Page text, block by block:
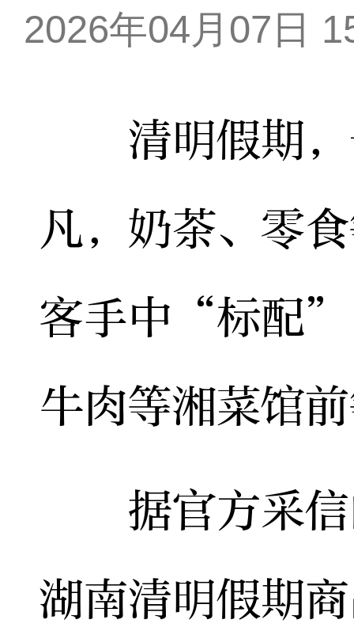
2026年04月07日
清明假期，
凡，奶茶、零
客手中“标配”
牛肉等湘菜馆
据官方采信
湖南清明假期